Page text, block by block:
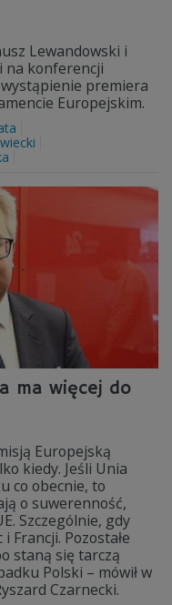
Lewandowski i
na konferencji
premiera
Europejskim.
ma więcej do
Europejską
kiedy. Jeśli Unia
co obecnie, to
o suwerenność,
Szczególnie, gdy
Francji. Pozostałe
staną się tarczą
Polski – mówił w
Czarnecki.